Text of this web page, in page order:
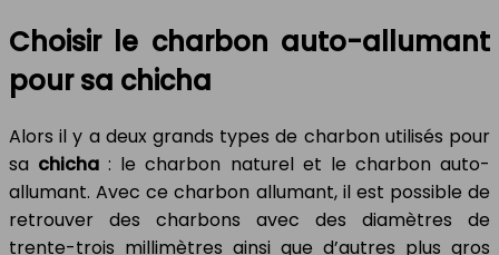
Choisir le charbon auto-allumant
pour sa chicha
Alors il y a deux grands types de charbon utilisés pour
sa chicha : le charbon naturel et le charbon auto-
allumant. Avec ce charbon allumant, il est possible de
retrouver des charbons avec des diamètres de
trente-trois millimètres ainsi que d’autres plus gros